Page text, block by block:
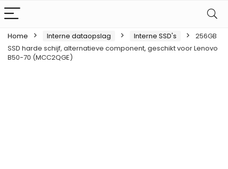
Home Interne dataopslag Interne SSD's
256GB
SSD harde schijf, alternatieve component, geschikt voor Lenovo
B50-70 (MCC2QGE)